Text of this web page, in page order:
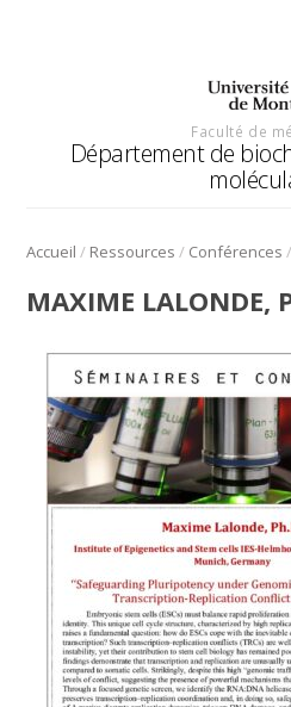
Faculté de
Département de
Accueil / Ressources / Conférences /
MAXIME LALONDE,